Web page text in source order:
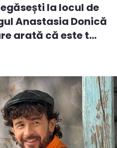
la locul de
Anastasia Donică
arată că este t...